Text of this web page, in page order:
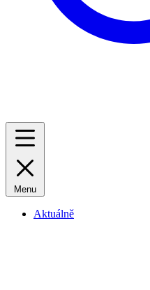
Menu
Aktuálně